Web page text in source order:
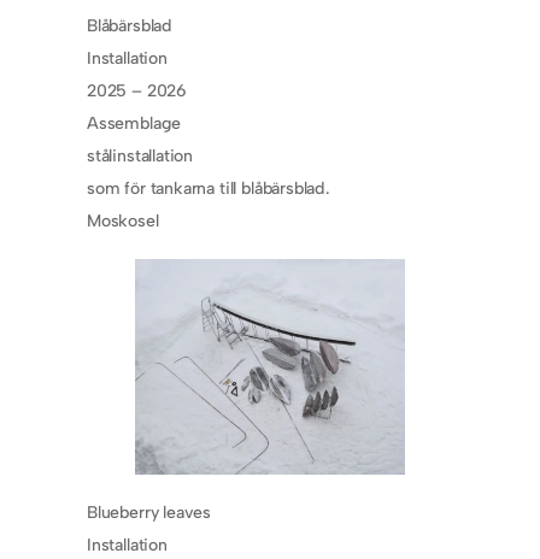
Blåbärsblad
Installation
2025 – 2026
Assemblage
stålinstallation
som för tankarna till blåbärsblad.
Moskosel
Blueberry leaves
Installation